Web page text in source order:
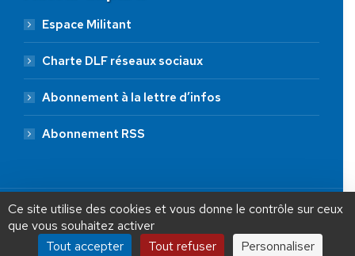
Espace Militant
Charte DLF réseaux sociaux
Abonnement à la lettre d’infos
Abonnement RSS
JE FAIS UN DON À DLF
ADHÉSION 20 € 50 € 100 €
Ce site utilise des cookies et vous donne le contrôle sur ceux
que vous souhaitez activer
Tout accepter
Tout refuser Personnaliser